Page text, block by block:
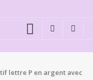
lettre P en argent avec